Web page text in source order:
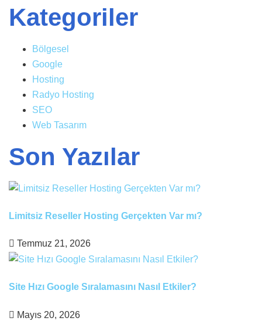
Kategoriler
Bölgesel
Google
Hosting
Radyo Hosting
SEO
Web Tasarım
Son Yazılar
Limitsiz Reseller Hosting Gerçekten Var mı?
Temmuz 21, 2026
Site Hızı Google Sıralamasını Nasıl Etkiler?
Mayıs 20, 2026